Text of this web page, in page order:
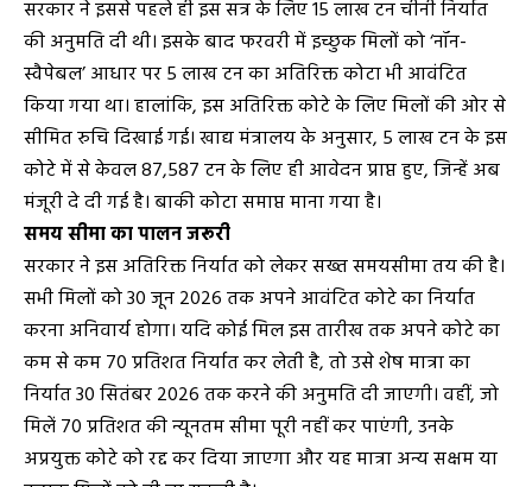
सरकार ने इससे पहले ही इस सत्र के लिए 15 लाख टन चीनी निर्यात
की अनुमति दी थी। इसके बाद फरवरी में इच्छुक मिलों को ‘नॉन-
स्वैपेबल’ आधार पर 5 लाख टन का अतिरिक्त कोटा भी आवंटित
किया गया था। हालांकि, इस अतिरिक्त कोटे के लिए मिलों की ओर से
सीमित रुचि दिखाई गई। खाद्य मंत्रालय के अनुसार, 5 लाख टन के इस
कोटे में से केवल 87,587 टन के लिए ही आवेदन प्राप्त हुए, जिन्हें अब
मंजूरी दे दी गई है। बाकी कोटा समाप्त माना गया है।
समय सीमा का पालन जरूरी
सरकार ने इस अतिरिक्त निर्यात को लेकर सख्त समयसीमा तय की है।
सभी मिलों को 30 जून 2026 तक अपने आवंटित कोटे का निर्यात
करना अनिवार्य होगा। यदि कोई मिल इस तारीख तक अपने कोटे का
कम से कम 70 प्रतिशत निर्यात कर लेती है, तो उसे शेष मात्रा का
निर्यात 30 सितंबर 2026 तक करने की अनुमति दी जाएगी। वहीं, जो
मिलें 70 प्रतिशत की न्यूनतम सीमा पूरी नहीं कर पाएंगी, उनके
अप्रयुक्त कोटे को रद्द कर दिया जाएगा और यह मात्रा अन्य सक्षम या